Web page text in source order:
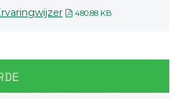
480.88 KB